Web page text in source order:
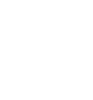
inkomen